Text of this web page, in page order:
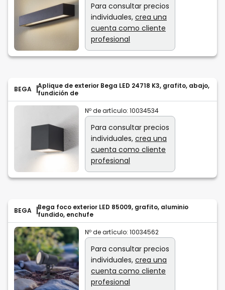
Para consultar precios
individuales, crea una
cuenta como cliente
profesional
BEGA
Aplique de exterior Bega LED 24718 K3, grafito, abajo,
fundición de
Nº de artículo: 10034534
Para consultar precios
individuales, crea una
cuenta como cliente
profesional
BEGA
Bega foco exterior LED 85009, grafito, aluminio
fundido, enchufe
Nº de artículo: 10034562
Para consultar precios
individuales, crea una
cuenta como cliente
profesional